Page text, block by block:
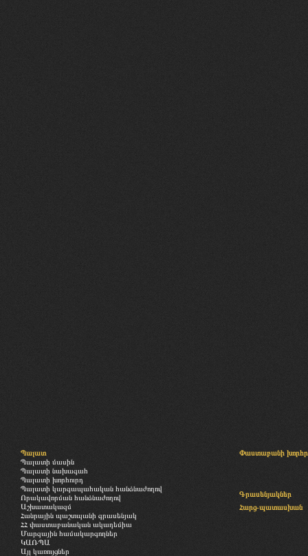
Պալատ
Պալատի մասին
Պալատի նախագահ
Պալատի խորհուրդ
Պալատի կարգապահական հանձնաժողով
Որակավորման հանձնաժողով
Աշխատակազմ
Հանրային պաշտպանի գրասենյակ
ՀՀ փաստաբանական ակադեմիա
Մարզային համակարգողներ
ԿԱՌՊԱ
Այլ կառույցներ
Փաստաբանի
Գրասենյակներ
Հարց-պատասխան